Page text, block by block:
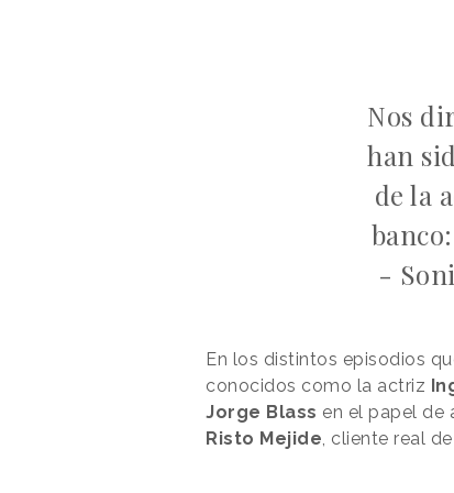
Nos
han
de la
-
En los distintos episodios
conocidos como la actriz
Jorge Blass en el papel de
Risto Mejide, cliente real